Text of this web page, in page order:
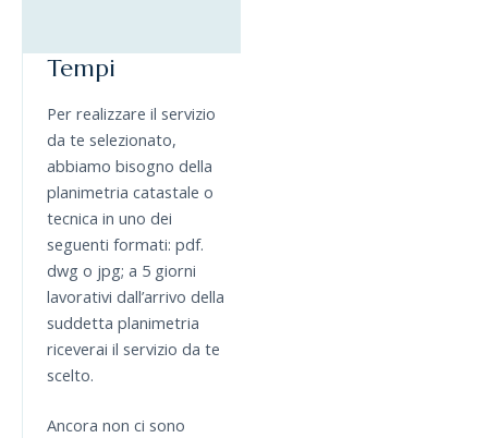
Tempi
Per realizzare il servizio
da te selezionato,
abbiamo bisogno della
planimetria catastale o
tecnica in uno dei
seguenti formati: pdf.
dwg o jpg; a 5 giorni
lavorativi dall’arrivo della
suddetta planimetria
riceverai il servizio da te
scelto.
Ancora non ci sono